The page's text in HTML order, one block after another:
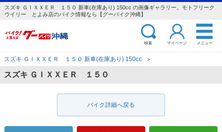
スズキ ＧＩＸＸＥＲ １５０ 新車(在庫あり) 150cc の画像ギャラリー。モトフリーク
ウイリー とよみ店のバイク情報なら【グーバイク沖縄】
検索 マイページ メニュー
スズキ ＧＩＸＸＥＲ １５０ 新車(在庫あり) 150cc ＞
スズキ ＧＩＸＸＥＲ １５０
バイク詳細へ戻る